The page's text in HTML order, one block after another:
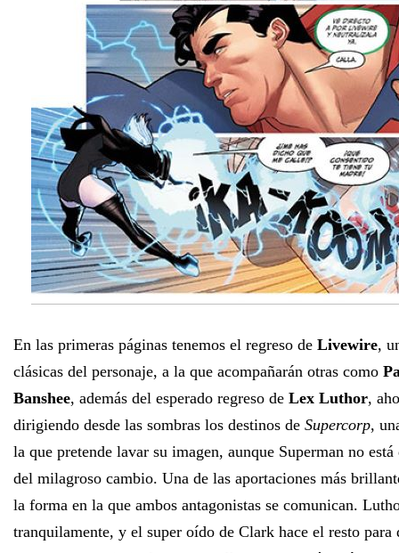
En las primeras páginas tenemos el regreso de Livewire,
clásicas del personaje, a la que acompañarán otras como
Banshee, además del esperado regreso de Lex Luthor,
dirigiendo desde las sombras los destinos de Supercorp,
la que pretende lavar su imagen, aunque Superman no
del milagroso cambio. Una de las aportaciones más
la forma en la que ambos antagonistas se comunican.
tranquilamente, y el super oído de Clark hace el resto para